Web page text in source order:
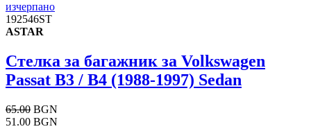
изчерпано
192546ST
ASTAR
Стелка за багажник за Volkswagen
Passat B3 / B4 (1988-1997) Sedan
65.00 BGN
51.00 BGN